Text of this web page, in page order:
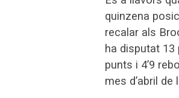
quinzena
recalar als
ha disputat
punts i 4’9
mes d’abril de